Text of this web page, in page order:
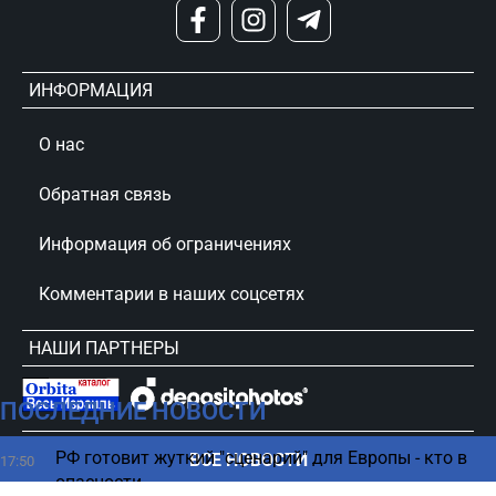
ПОСЛЕДНИЕ НОВОСТИ
17:50
РФ готовит жуткий "сценарий" для Европы - кто в
опасности
ВСЕ НОВОСТИ
ИНФОРМАЦИЯ
О нас
Обратная связь
Информация об ограничениях
Комментарии в наших соцсетях
НАШИ ПАРТНЕРЫ
сursorinfo.co.il © Все права защищены